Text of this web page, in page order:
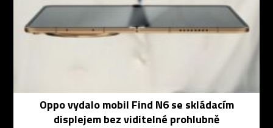
Oppo vydalo mobil Find N6 se skládacím
displejem bez viditelné prohlubně